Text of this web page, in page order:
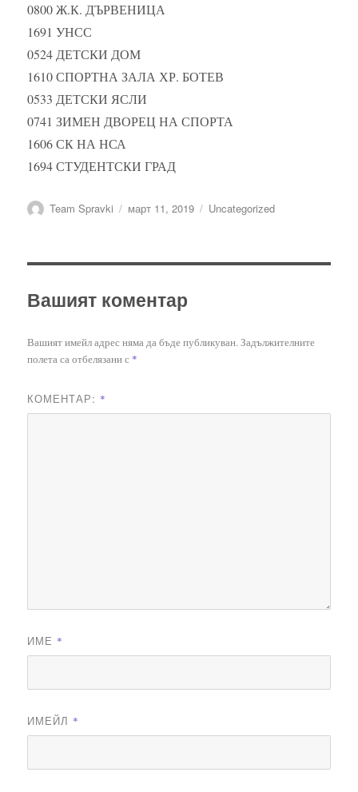
0800 Ж.К. ДЪРВЕНИЦА
1691 УНСС
0524 ДЕТСКИ ДОМ
1610 СПОРТНА ЗАЛА ХР. БОТЕВ
0533 ДЕТСКИ ЯСЛИ
0741 ЗИМЕН ДВОРЕЦ НА СПОРТА
1606 СК НА НСА
1694 СТУДЕНТСКИ ГРАД
Автор
Team Spravki
Публикувано
март 11, 2019 Категории
Uncategorized
Вашият коментар
Вашият имейл адрес няма да бъде публикуван.Задължителните
полета са отбелязани с *
КОМЕНТАР: *
ИМЕ *
ИМЕЙЛ *